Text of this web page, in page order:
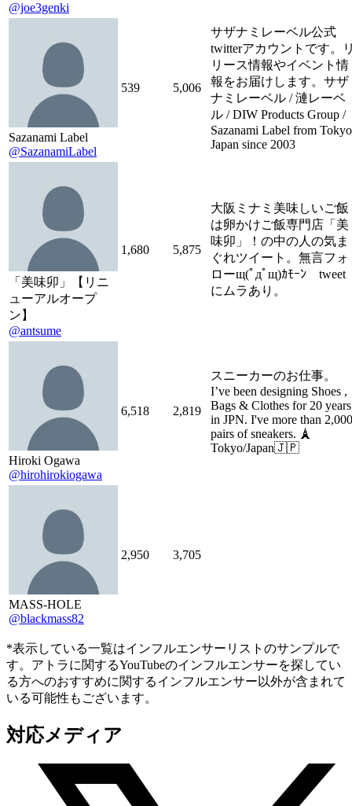
@joe3genki
Sazanami Label
@SazanamiLabel
539 5,006
サザナミレーベル公式
twitterアカウントです。
リース情報やイベント情
報をお届けします。サザ
ナミレーベル / 漣レーベ
ル / DIW Products Group /
Sazanami Label from
Japan since 2003
「美味卯」【リニ
ューアルオープ
ン】
@antsume
1,680 5,875
大阪ミナミ美味しいご飯
は卵かけご飯専門店「美
味卯」！の中の人の気ま
ぐれツイート。無言フォ
ローщ(ﾟдﾟщ)ｶﾓｰﾝ tweet
にムラあり。
Hiroki Ogawa
@hirohirokiogawa
6,518 2,819
スニーカーのお仕事。
I’ve been designing Shoes ,
Bags & Clothes for 20 years
in JPN. I've more than 2,000
pairs of sneakers. 🗼
Tokyo/Japan🇯🇵
MASS-HOLE
@blackmass82
2,950 3,705
*表示している一覧はインフルエンサーリストのサンプルで
す。アトラに関するYouTubeのインフルエンサーを探してい
る方へのおすすめに関するインフルエンサー以外が含まれて
いる可能性もございます。
対応メディア